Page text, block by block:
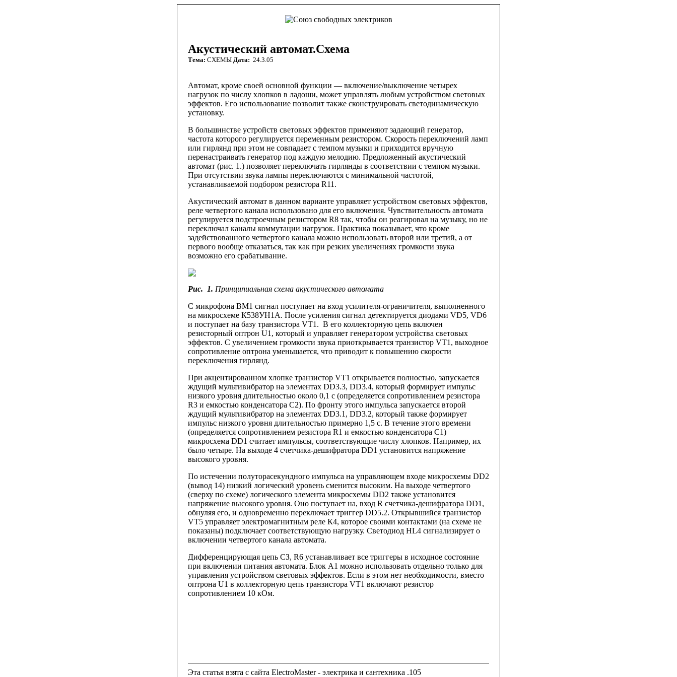
Акустический автомат.Схема
Тема: СХЕМЫ Дата: 24.3.05
Автомат, кроме своей основной функции — включение/выключение четырех
нагрузок по числу хлопков в ладоши, может управлять любым устройством световых
эффектов. Его использование позволит также сконструировать светодинамическую
установку.
В большинстве устройств световых эффектов применяют задающий генера­тор,
частота которого регулируется переменным резистором. Скорость пере­ключений ламп
или гирлянд при этом не совпадает с темпом музыки и приходится вручную
перенастраивать генератор под каждую мелодию. Предло­женный акустический
автомат (рис. 1.) позволяет переключать гирлянды в соответствии с темпом музыки.
При отсутствии звука лампы переключа­ются с минимальной частотой,
устанавливаемой подбором резистора R11.
Акустический автомат в данном варианте управляет устройством световых эффектов,
реле четвертого канала использовано для его включения. Чувстви­тельность автомата
регулируется подстроечным резистором R8 так, чтобы он реагировал на музыку, но не
переключал каналы коммутации нагрузок. Прак­тика показывает, что кроме
задействованного четвертого канала можно ис­пользовать второй или третий, а от
первого вообще отказаться, так как при резких увеличениях громкости звука
возможно его срабатывание.
Рис. 1. Принципиальная схема акустического автомата
С микрофона ВМ1 сигнал поступает на вход усилителя-ограничителя, выполненного
на микросхеме К538УН1А. После усиления сигнал детекти­руется диодами VD5, VD6
и поступает на базу транзистора VT1. В его коллекторную цепь включен
резисторный оптрон U1, который и управляет генератором устройства световых
эффектов. С увеличением громкости звука приоткрывается транзистор VT1, выходное
сопротивление оптрона умень­шается, что приводит к повышению скорости
переключения гирлянд.
При акцентированном хлопке транзистор VT1 открывается полностью, запускается
ждущий мультивибратор на элементах DD3.3, DD3.4, который формирует импульс
низкого уровня длительностью около 0,1 с (определяется сопротивлением резистора
R3 и емкостью конденсатора С2). По фронту этого импульса запускается второй
ждущий мультивибратор на элементах DD3.1, DD3.2, который также формирует
импульс низкого уровня длительностью примерно 1,5 с. В течение этого времени
(определяется сопротивлением резистора R1 и емкостью конденсатора С1)
микросхема DD1 считает импуль­сы, соответствующие числу хлопков. Например, их
было четыре. На выходе 4 счетчика-дешифратора DD1 установится напряжение
высокого уровня.
По истечении полуторасекундного импульса на управляющем входе мик­росхемы DD2
(вывод 14) низкий логический уровень сменится высоким. На выходе четвертого
(сверху по схеме) логического элемента микросхемы DD2 также установится
напряжение высокого уровня. Оно поступает на, вход R счетчика-дешифратора DD1,
обнуляя его, и одновременно переключает триггер DD5.2. Открывшийся транзистор
VT5 управляет электромагнитным реле К4, которое своими контактами (на схеме не
показаны) подключает соответствующую нагрузку. Светодиод HL4 сигнализирует о
включении четвертого канала автомата.
Дифференцирующая цепь СЗ, R6 устанавливает все триггеры в исходное состояние
при включении питания автомата. Блок А1 можно использовать отдельно только для
управления устройством световых эффектов. Если в этом нет необходимости, вместо
оптрона U1 в коллекторную цепь транзис­тора VT1 включают резистор
сопротивлением 10 кОм.
Эта статья взята с сайта ElectroMaster - электрика и сантехника .105